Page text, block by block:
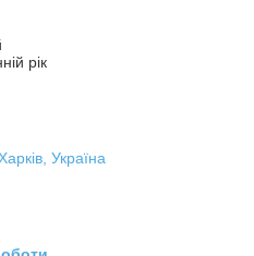
рік
Україна